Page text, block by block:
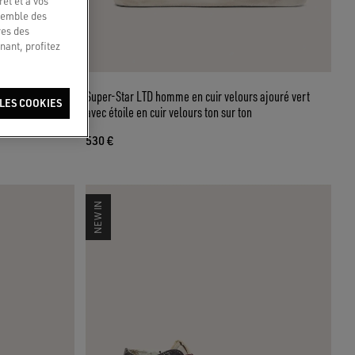
étoile
Super-Star LTD homme en cuir velours ajouré vert
avec étoile en cuir velours ton sur ton
530 €
NEW IN
des
des
profitez
COOKIES